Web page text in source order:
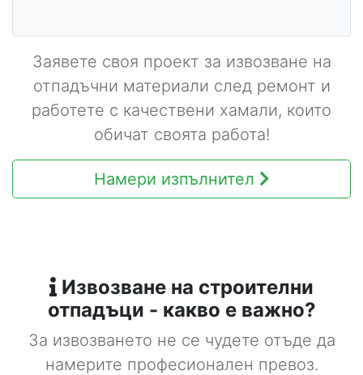
Заявете своя проект за извозване на
отпадъчни материали след ремонт и
работете с качествени хамали, които
обичат своята работа!
Намери изпълнител
Извозване на строителни
отпадъци - какво е важно?
За извозването не се чудете отъде да
намерите професионален превоз.